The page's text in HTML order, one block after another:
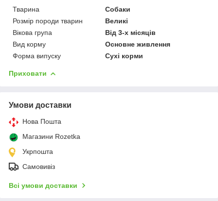
Тварина
Собаки
Розмір породи тварин
Великі
Вікова група
Від 3-х місяців
Вид корму
Основне живлення
Форма випуску
Сухі корми
Приховати
Умови доставки
Нова Пошта
Магазини Rozetka
Укрпошта
Самовивіз
Всі умови доставки